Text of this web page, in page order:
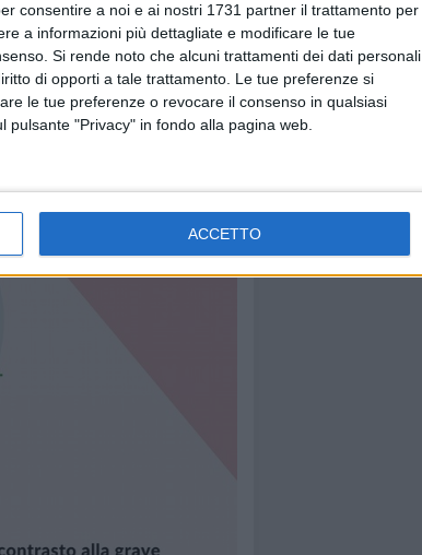
consentire a noi e ai nostri 1731 partner il trattamento per
a informazioni più dettagliate e modificare le tue
Si rende noto che alcuni trattamenti dei dati personali
di opporti a tale trattamento. Le tue preferenze si
le tue preferenze o revocare il consenso in qualsiasi
"Privacy" in fondo alla pagina web.
ACCETTO